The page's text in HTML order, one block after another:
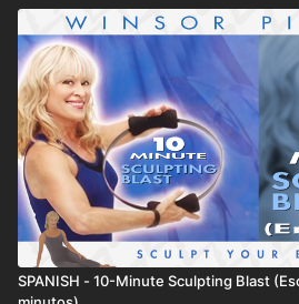
SPANISH - 10-Minute Sculpting Blast